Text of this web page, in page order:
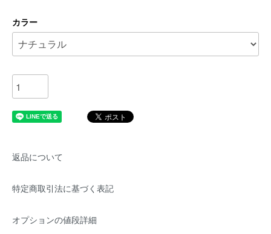
カラー
返品について
特定商取引法に基づく表記
オプションの値段詳細